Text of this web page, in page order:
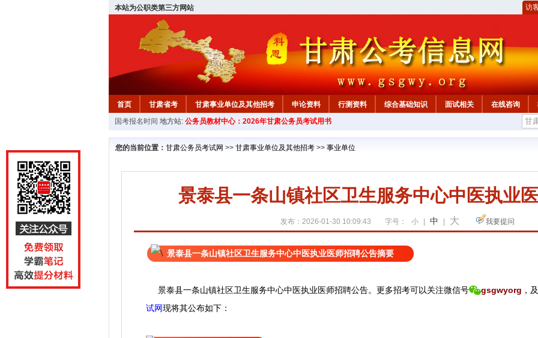
本站为公职类第三方网站 访
首页 甘肃省考 甘肃事业单位及其他招考 申论资料 行测资料 综合基础知识 面试相关 在线咨询
国考报名时间 地方站: 公务员教材中心：2026年甘肃公务员考试用书
您的当前位置： 甘肃公务员考试网 >> 甘肃事业单位及其他招考 >> 事业单位
景泰县一条山镇社区卫生服务中心中医执业
发布：2026-01-30 10:09:43 字号： 小 中 大 我要提问
景泰县一条山镇社区卫生服务中心中医执业医师招聘公告摘要
景泰县一条山镇社区卫生服务中心中医执业医师招聘公告。 更多招考可以关注微信号 gsgwyorg ，
试网现将其公布如下：